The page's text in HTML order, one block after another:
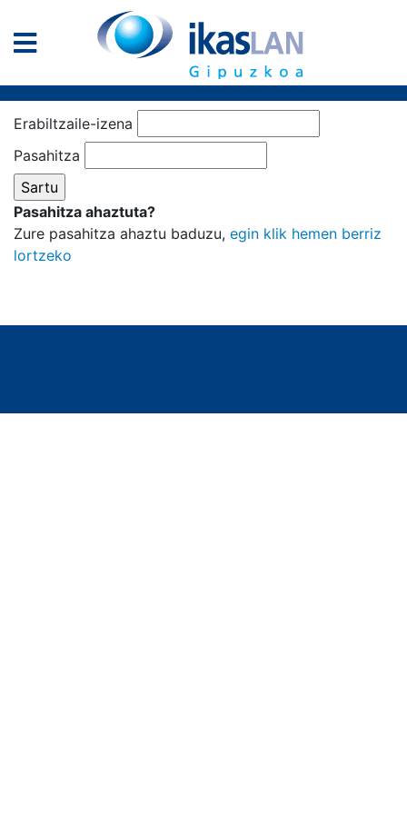
Erabiltzaile-izena
Pasahitza
Pasahitza ahaztuta?
Zure pasahitza ahaztu baduzu, egin klik hemen berriz
lortzeko